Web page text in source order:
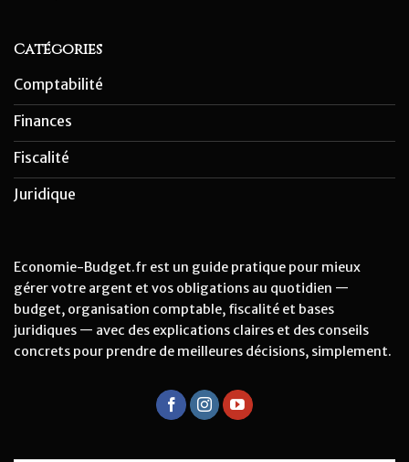
Catégories
Comptabilité
Finances
Fiscalité
Juridique
Economie-Budget.fr est un guide pratique pour mieux
gérer votre argent et vos obligations au quotidien —
budget, organisation comptable, fiscalité et bases
juridiques — avec des explications claires et des conseils
concrets pour prendre de meilleures décisions, simplement.